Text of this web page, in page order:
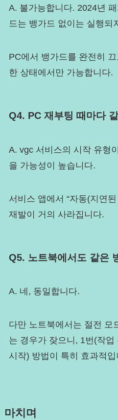
A. 불가능합니다. 2024년
드는 뱅가드 없이는 실행되
PC에서 뱅가드를 완전히
한 상태에서만 가능합니다.
Q4. PC 재부팅 때마다
A. vgc 서비스의 시작 유형
을 가능성이 높습니다.
서비스 앱에서 “자동(지연
재발이 거의 사라집니다.
Q5. 노트북에서도 같은
A. 네, 동일합니다.
다만 노트북에서는 절전 모
는 경우가 잦으니, 1번(작업
시작) 방법이 특히 효과적입
마치며